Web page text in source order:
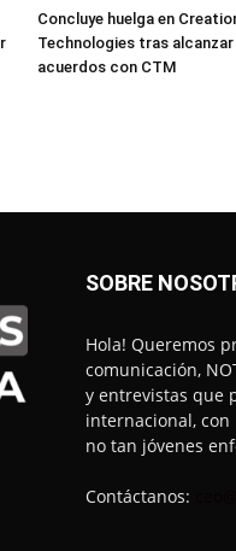
Concluye huelga en
Technologies tras alcanzar
acuerdos con CTM
SOBRE
Hola! Queremos
comunicación,
y entrevistas que
internacional,
no tan jóvenes
Contáctanos: